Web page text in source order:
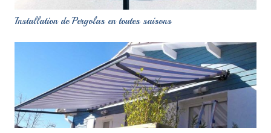
Installation de Pergolas en toutes saisons